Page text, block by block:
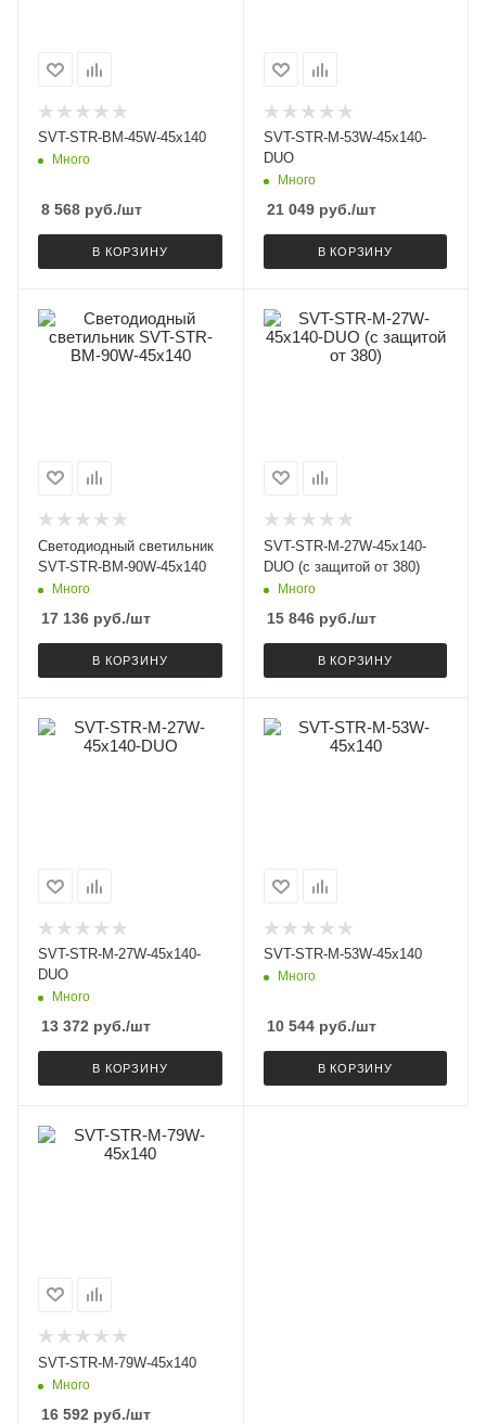
SVT-STR-BM-45W-45x140
Много
8 568 руб./шт
В КОРЗИНУ
SVT-STR-M-53W-45x140-
DUO
Много
21 049руб./шт
В КОРЗИНУ
Светодиодный светильник
SVT-STR-BM-90W-45x140
Много
17 136 руб./шт
В КОРЗИНУ
SVT-STR-M-27W-45x140-
DUO (с защитой от 380)
Много
15 846руб./шт
В КОРЗИНУ
SVT-STR-M-27W-45x140-
DUO
Много
13 372 руб./шт
В КОРЗИНУ
SVT-STR-M-53W-45x140
Много
10 544руб./шт
В КОРЗИНУ
SVT-STR-M-79W-45x140
Много
16 592 руб./шт